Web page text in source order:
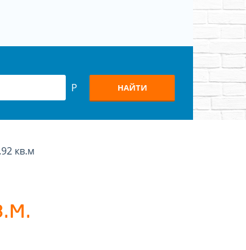
Р
НАЙТИ
кв.м